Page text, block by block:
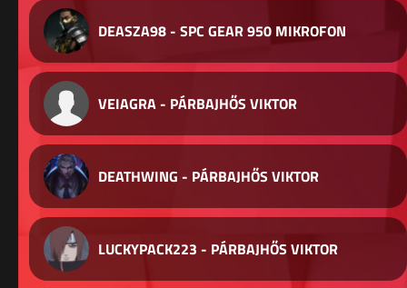
DEASZA98 - SPC GEAR 950 MIKROFON
VEIAGRA - PÁRBAJHŐS VIKTOR
DEATHWING - PÁRBAJHŐS VIKTOR
LUCKYPACK223 - PÁRBAJHŐS VIKTOR